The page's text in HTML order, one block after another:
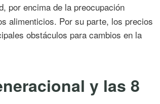
por encima de la preocupación
alimenticios. Por su parte, los precios
obstáculos para cambios en la
y las 8